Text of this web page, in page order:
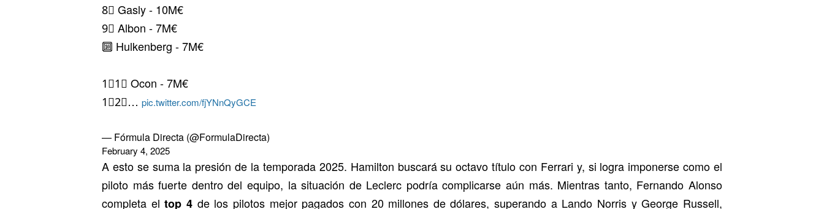
8⃣ Gasly - 10M€
9⃣ Albon - 7M€
🔟 Hulkenberg - 7M€
1⃣1⃣ Ocon - 7M€
1⃣2⃣… pic.twitter.com/fjYNnQyGCE
— Fórmula Directa (@FormulaDirecta)
February 4, 2025
A esto se suma la presión de la temporada 2025. Hamilton buscará su octavo título con Ferrari y, si logra imponerse como el
piloto más fuerte dentro del equipo, la situación de Leclerc podría complicarse aún más. Mientras tanto, Fernando Alonso
completa eltop 4 de los pilotos mejor pagados con 20 millones de dólares, superando a Lando Norris y George Russell,